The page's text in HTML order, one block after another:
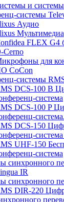
и
системы
Аудио
Мультимедиа
FLEX G4
Cerno
для
CoCon
системы
DCS-100 B
система
DCS-100 P
DCS-150
UHF-150
система
синхронного
IR
синхронного
DIR-220